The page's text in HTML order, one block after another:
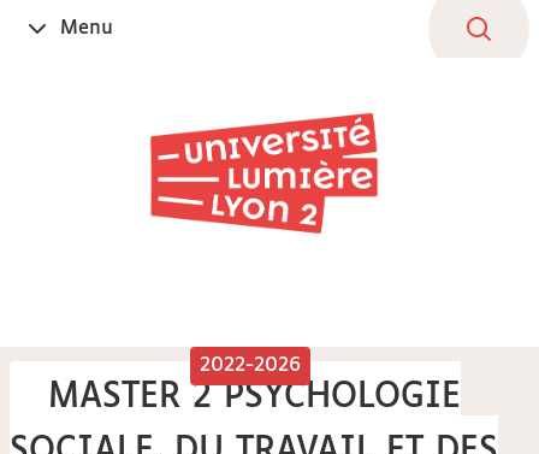
OuvrirMenu
2022-2026
MASTER 2 PSYCHOLOGIE